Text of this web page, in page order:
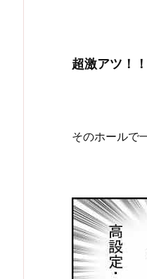
超激アツ！
そのホールで